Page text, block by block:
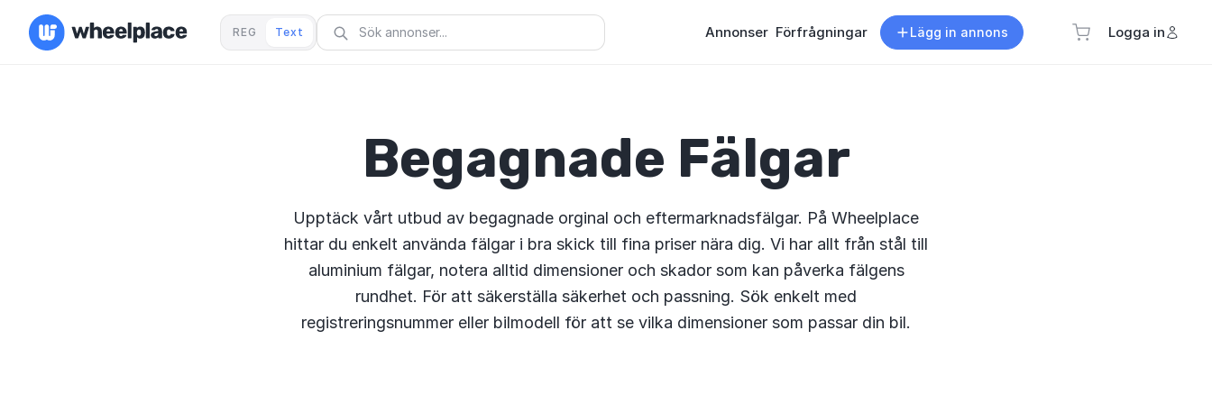
REG Text Annonser Förfrågningar Lägg in annons Logga in
Begagnade Fälgar
Upptäck vårt utbud av begagnade orginal och eftermarknadsfälgar. På Wheelplace
hittar du enkelt använda fälgar i bra skick till fina priser nära dig. Vi har allt från stål till
aluminium fälgar, notera alltid dimensioner och skador som kan påverka fälgens
rundhet. För att säkerställa säkerhet och passning. Sök enkelt med
registreringsnummer eller bilmodell för att se vilka dimensioner som passar din bil.